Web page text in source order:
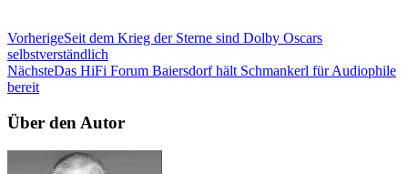
VorherigeSeit dem Krieg der Sterne sind Dolby Oscars
selbstverständlich
NächsteDas HiFi Forum Baiersdorf hält Schmankerl für Audiophile
bereit
Über den Autor